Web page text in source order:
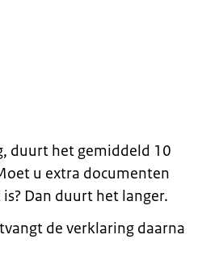
duurt het gemiddeld 10
u extra documenten
Dan duurt het langer.
de verklaring daarna